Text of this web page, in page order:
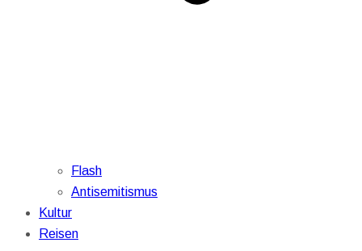
Flash
Antisemitismus
Kultur
Reisen